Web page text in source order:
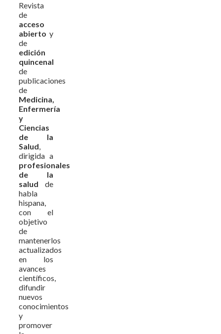
Revista
de
acceso
abierto y
de
edición
quincenal
de
publicaciones
de
Medicina,
Enfermería
y
Ciencias
de la
Salud,
dirigida a
profesionales
de la
salud de
habla
hispana,
con el
objetivo
de
mantenerlos
actualizados
en los
avances
científicos,
difundir
nuevos
conocimientos
y
promover